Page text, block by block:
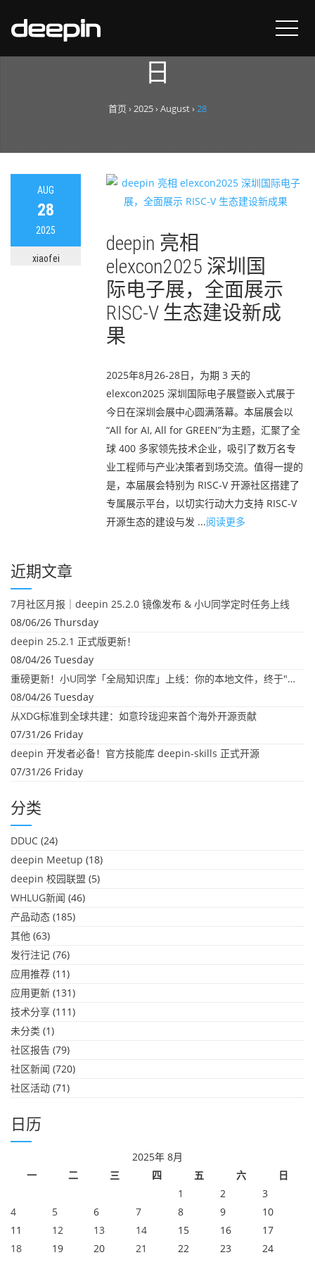
每日归档：
2025年8月28
日
首页 ›2025›August›28
AUG
28
2025
xiaofei
deepin 亮相
elexcon2025 深圳国
际电子展，全面展示
RISC-V 生态建设新成
果
2025年8月26-28日，为期 3 天的
elexcon2025 深圳国际电子展暨嵌入式展于
今日在深圳会展中心圆满落幕。本届展会以
“All for AI, All for GREEN”为主题，汇聚了全
球 400 多家领先技术企业，吸引了数万名专
业工程师与产业决策者到场交流。值得一提的
是，本届展会特别为 RISC-V 开源社区搭建了
专属展示平台，以切实行动大力支持 RISC-V
开源生态的建设与发 ...阅读更多
近期文章
7月社区月报｜deepin 25.2.0 镜像发布 & 小U同学定时任务上线
08/06/26 Thursday
deepin 25.2.1 正式版更新！
08/04/26 Tuesday
重磅更新！小U同学「全局知识库」上线：你的本地文件，终于"活"起来了
08/04/26 Tuesday
从XDG标准到全球共建：如意玲珑迎来首个海外开源贡献
07/31/26 Friday
deepin 开发者必备！官方技能库 deepin-skills 正式开源
07/31/26 Friday
分类
DDUC (24)
deepin Meetup (18)
deepin 校园联盟 (5)
WHLUG新闻 (46)
产品动态 (185)
其他 (63)
发行注记 (76)
应用推荐 (11)
应用更新 (131)
技术分享 (111)
未分类 (1)
社区报告 (79)
社区新闻 (720)
社区活动 (71)
日历
2025年 8月
一
二 三 四 五 六
日
1
2
3
4
5 6 7 8 9
10
11
12 13 14 15 16
17
18
19 20 21 22 23
24